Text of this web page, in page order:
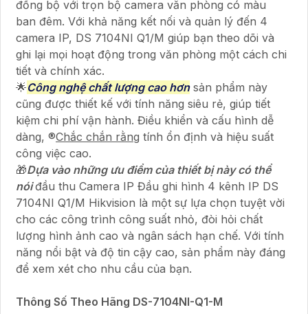
đồng bộ với trọn bộ camera văn phòng có màu
ban đêm. Với khả năng kết nối và quản lý đến 4
camera IP, DS 7104NI Q1/M giúp bạn theo dõi và
ghi lại mọi hoạt động trong văn phòng một cách chi
tiết và chính xác.
🌟Công nghệ chất lượng cao hơnsản phẩm này
cũng được thiết kế với tính năng siêu rẻ, giúp tiết
kiệm chi phí vận hành. Điều khiển và cấu hình dễ
dàng, ®️Chắc chắn rằng tính ổn định và hiệu suất
công việc cao.
🎁Dựa vào những ưu điểm của thiết bị này có thể
nóiđầu thu Camera IP Đầu ghi hình 4 kênh IP DS
7104NI Q1/M Hikvision là một sự lựa chọn tuyệt vời
cho các công trình công suất nhỏ, đòi hỏi chất
lượng hình ảnh cao và ngân sách hạn chế. Với tính
năng nổi bật và độ tin cậy cao, sản phẩm này đáng
để xem xét cho nhu cầu của bạn.
Thông Số Theo Hãng DS-7104NI-Q1-M